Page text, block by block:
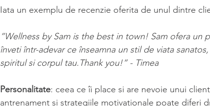
Iata un exemplu de recenzie oferita de unul dintre
”Wellness by Sam is the best in town! Sam ofera
înveti într-adevar ce înseamna un stil de viata
spiritul si corpul tau.Thank you!” - Timea
Personalitate: ceea ce îi place si are nevoie unui
antrenament si strategiile motivationale poate diferi